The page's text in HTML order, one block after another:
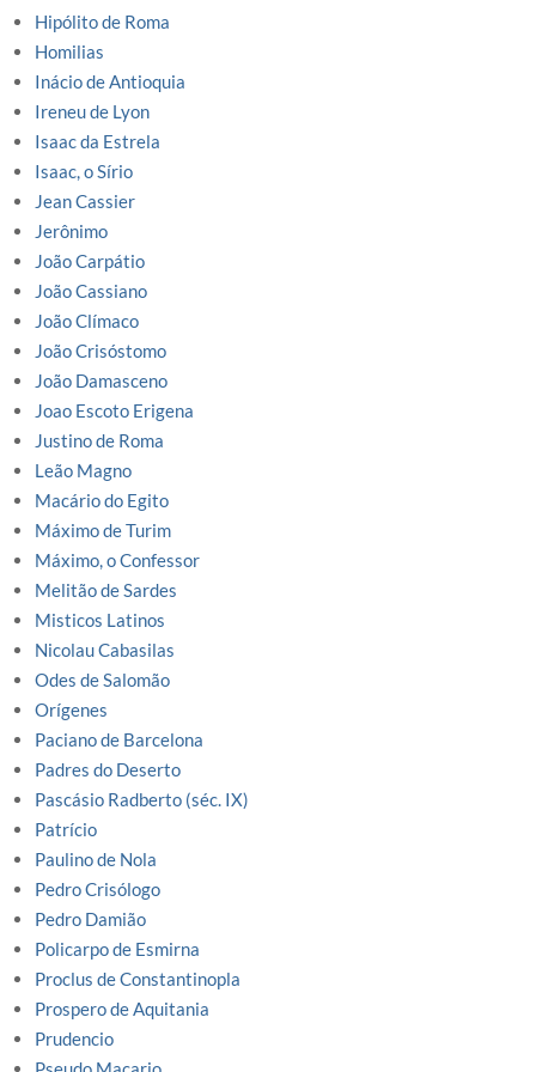
Hipólito de Roma
Homilias
Inácio de Antioquia
Ireneu de Lyon
Isaac da Estrela
Isaac, o Sírio
Jean Cassier
Jerônimo
João Carpátio
João Cassiano
João Clímaco
João Crisóstomo
João Damasceno
Joao Escoto Erigena
Justino de Roma
Leão Magno
Macário do Egito
Máximo de Turim
Máximo, o Confessor
Melitão de Sardes
Misticos Latinos
Nicolau Cabasilas
Odes de Salomão
Orígenes
Paciano de Barcelona
Padres do Deserto
Pascásio Radberto (séc. IX)
Patrício
Paulino de Nola
Pedro Crisólogo
Pedro Damião
Policarpo de Esmirna
Proclus de Constantinopla
Prospero de Aquitania
Prudencio